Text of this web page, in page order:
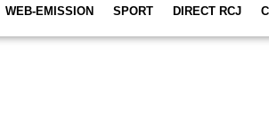
WEB-EMISSION SPORT DIRECT RCJ